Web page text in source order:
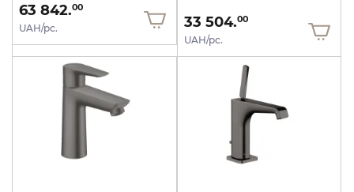
63 842.00
UAH/pc. 33 504.00
UAH/pc.